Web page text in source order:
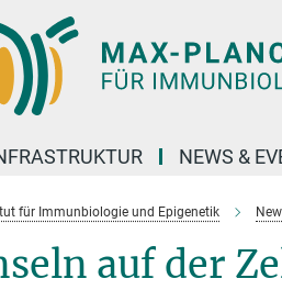
NEWS &
für Immunbiologie und Epigenetik
auf der